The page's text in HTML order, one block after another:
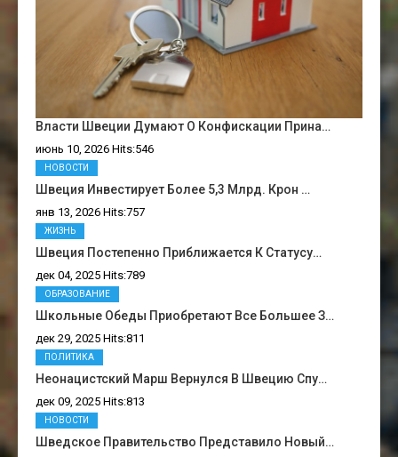
Власти Швеции Думают О Конфискации Прина…
июнь 10, 2026 Hits:546
Швеция Инвестирует Более 5,3 Млрд. Крон …
янв 13, 2026 Hits:757
НОВОСТИ
Швеция Постепенно Приближается К Статусу…
дек 04, 2025 Hits:789
ЖИЗНЬ
Школьные Обеды Приобретают Все Большее З…
дек 29, 2025 Hits:811
ОБРАЗОВАНИЕ
Неонацистский Марш Вернулся В Швецию Спу…
дек 09, 2025 Hits:813
ПОЛИТИКА
Шведское Правительство Представило Новый…
НОВОСТИ